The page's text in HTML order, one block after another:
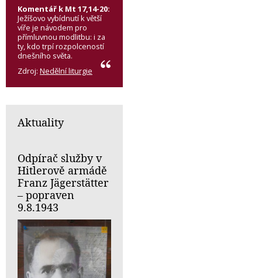
Komentář k Mt 17,14-20:
Ježíšovo vybídnutí k větší
víře je návodem pro
přímluvnou modlitbu: i za
ty, kdo trpí rozpolceností
dnešního světa.
Zdroj: Nedělní liturgie
Aktuality
Odpírač služby v
Hitlerově armádě
Franz Jägerstätter
– popraven
9.8.1943